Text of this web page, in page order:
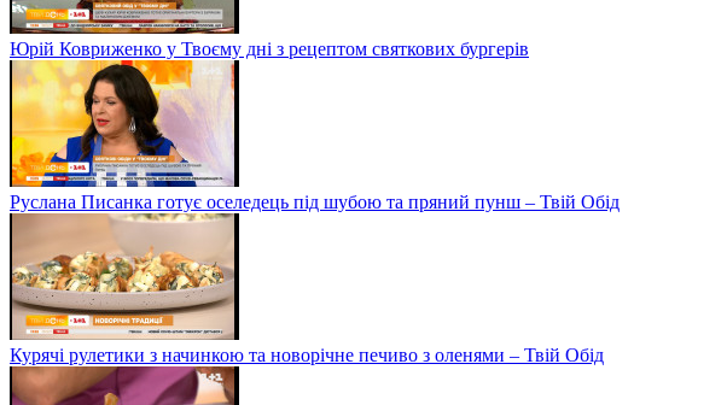
Юрій Ковриженко у Твоєму дні з рецептом святкових бургерів
Руслана Писанка готує оселедець під шубою та пряний пунш – Твій Обід
Курячі рулетики з начинкою та новорічне печиво з оленями – Твій Обід